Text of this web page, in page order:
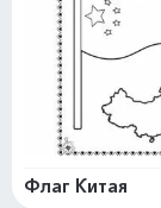
Флаг Китая